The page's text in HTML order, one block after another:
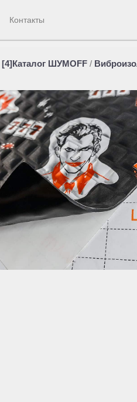
Контакты
[4]Каталог ШУМOFF /